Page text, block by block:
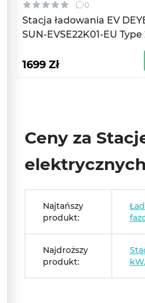
0
Stacja ładowania EV
SUN-EVSE22K01-EU Type
Fi/LoRa/BLE
1699 Zł
Ceny za
Najtańszy
produkt:
Najdroższy
produkt: